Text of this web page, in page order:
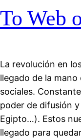
To Web
La revolución en
llegado de la
sociales.
poder de difusión
Egipto…). Estos
llegado para